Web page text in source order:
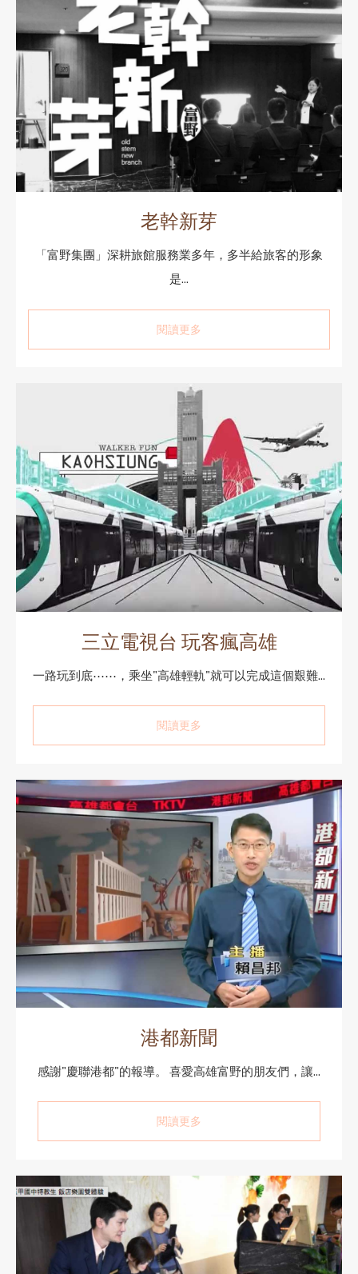
老幹新芽
「富野集團」深耕旅館服務業多年，多半給旅客的形象
是...
閱讀更多
三立電視台 玩客瘋高雄
一路玩到底⋯⋯，乘坐"高雄輕軌"就可以完成這個艱難...
閱讀更多
港都新聞
感謝"慶聯港都"的報導。 喜愛高雄富野的朋友們，讓...
閱讀更多